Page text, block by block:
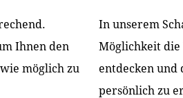
& REFERENZEN
Ihnen den
möglich zu
In unserem
Möglichkeit
entdecken und
persönlich zu